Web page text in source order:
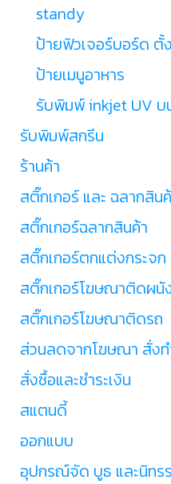
standy
ป้ายฟิวเจอร์บอร์ด ตั้
ป้ายเมนูอาหาร
รับพิมพ์ inkjet UV บ
รับพิมพ์สกรีน
ร้านค้า
สติ๊กเกอร์ และ ฉลากสิน
สติ๊กเกอร์ฉลากสินค้า
สติ๊กเกอร์ตกแต่งกระจก
สติ๊กเกอร์โฆษณาติดผนั
สติ๊กเกอร์โฆษณาติดรถ
ส่วนลดจากโฆษณา สั่งท
สั่งซื้อและชำระเงิน
สแตนดี้
ออกแบบ
อุปกรณ์จัด บูธ และนิทร